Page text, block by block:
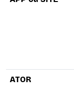
ATOR